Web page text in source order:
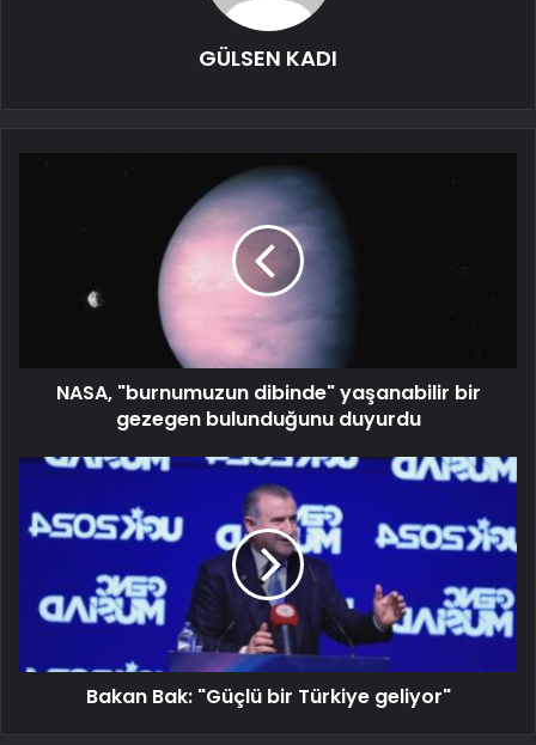
GÜLSEN KADI
NASA, "burnumuzun dibinde" yaşanabilir bir
gezegen bulunduğunu duyurdu
Bakan Bak: "Güçlü bir Türkiye geliyor"